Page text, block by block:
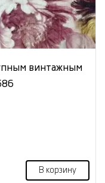
винтажным
В корзину